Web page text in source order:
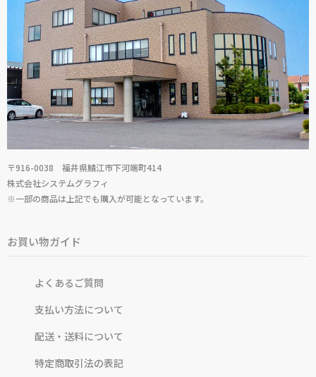
〒916-0038 福井県鯖江市下河端町414
株式会社システムグラフィ
※一部の商品は上記でも購入が可能となっています。
お買い物ガイド
よくあるご質問
支払い方法について
配送・送料について
特定商取引法の表記